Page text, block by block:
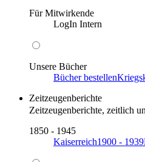
Für Mitwirkende
LogIn Intern
Unsere Bücher
Bücher bestellen
Zeitzeugenberichte
Zeitzeugenberichte, zeitlich
1850 - 1945
Kaiserreich1900 - 1939